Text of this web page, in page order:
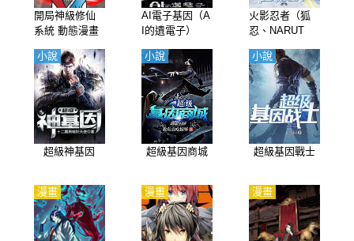
開局神級修仙
系統 動態漫畫
AI電子基因（A
I的遺電子）
火影忍者（狐
忍、NARUT
合集【粵語】
超級神基因
小說
超級基因商城
小說
超級基因戰士
小說
漫畫 漫畫 漫畫